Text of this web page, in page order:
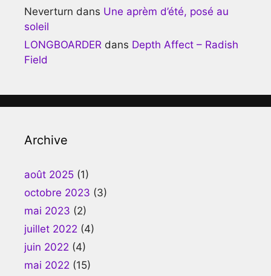
Neverturn dans Une aprèm d’été, posé au
soleil
LONGBOARDER dans Depth Affect – Radish
Field
Archive
août 2025 (1)
octobre 2023 (3)
mai 2023 (2)
juillet 2022 (4)
juin 2022 (4)
mai 2022 (15)